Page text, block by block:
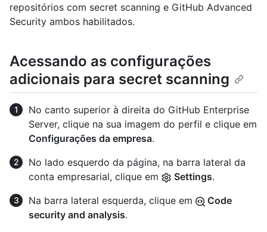
repositórios com secret scanning e GitHub Advanced
Security ambos habilitados.
Acessando as configurações
adicionais para secret scanning
No canto superior à direita do GitHub Enterprise
Server, clique na sua imagem do perfil e clique em
Configurações da empresa.
No lado esquerdo da página, na barra lateral da
conta empresarial, clique em
Settings.
Na barra lateral esquerda, clique em
Code
security and analysis.